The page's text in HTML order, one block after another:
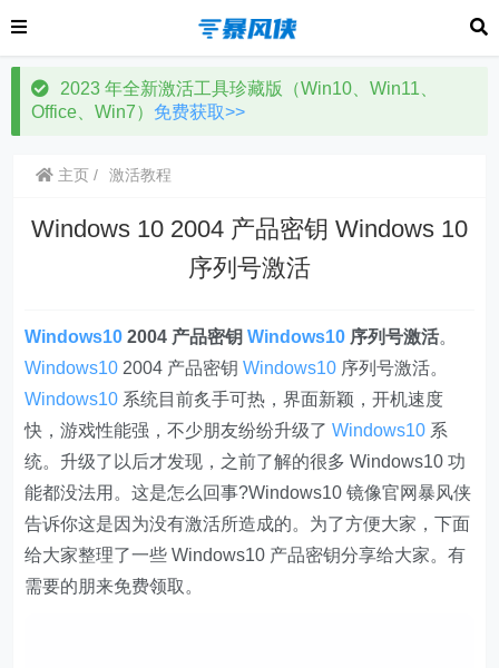
2023 年全新激活工具珍藏版（Win10、Win11、
Office、Win7） 免费获取>>
主页 激活教程
Windows 10 2004 产品密钥 Windows 10
序列号激活
Windows10 2004 产品密钥Windows10 序列号激活。
Windows10 2004 产品密钥Windows10 序列号激活。
Windows10 系统目前炙手可热，界面新颖，开机速度
快，游戏性能强，不少朋友纷纷升级了Windows10 系
统。升级了以后才发现，之前了解的很多 Windows10 功
能都没法用。这是怎么回事?Windows10 镜像官网暴风侠
告诉你这是因为没有激活所造成的。为了方便大家，下面
给大家整理了一些 Windows10 产品密钥分享给大家。有
需要的朋来免费领取。